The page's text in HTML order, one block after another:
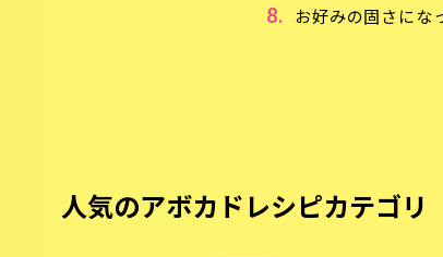
8. お好みの固さにな
人気のアボカドレシピカテゴリ